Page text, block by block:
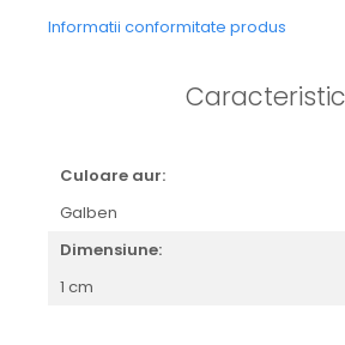
Informatii conformitate produs
Culoare aur:
Galben
Dimensiune:
1 cm